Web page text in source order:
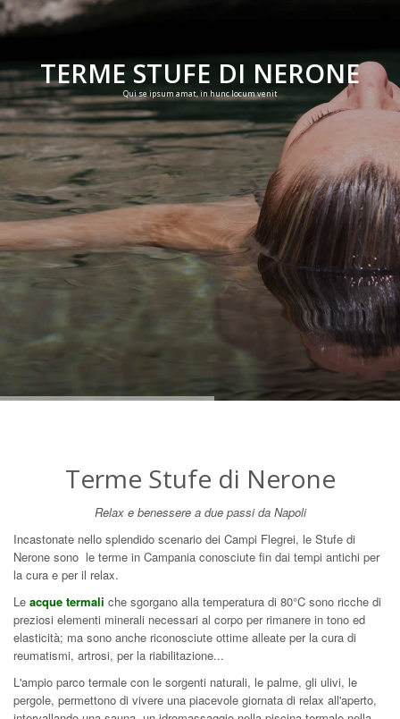
TERME STUFE DI NERONE
Qui se ipsum amat, in hunc locum venit
Terme Stufe di Nerone
Relax e benessere a due passi da Napoli
Incastonate nello splendido scenario dei Campi Flegrei, le Stufe di
Nerone sono le terme in Campania conosciute fin dai tempi antichi per
la cura e per il relax.
Le acque termali che sgorgano alla temperatura di 80°C sono ricche di
preziosi elementi minerali necessari al corpo per rimanere in tono ed
elasticità; ma sono anche riconosciute ottime alleate per la cura di
reumatismi, artrosi, per la riabilitazione...
L'ampio parco termale con le sorgenti naturali, le palme, gli ulivi, le
pergole, permettono di vivere una piacevole giornata di relax all'aperto,